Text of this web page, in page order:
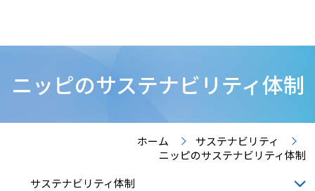
ニッピのサステナビリティ体制
ホーム
サステナビリティ
ニッピのサステナビリティ体制
サステナビリティ体制